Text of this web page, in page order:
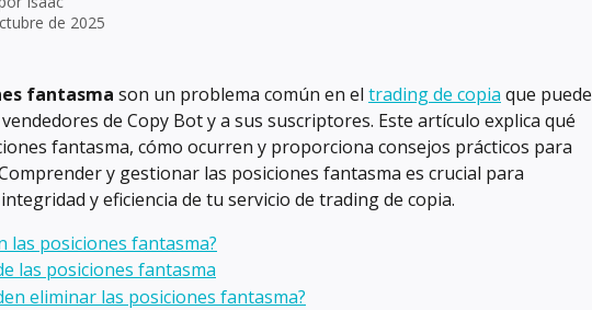
de 2025
fantasma son un problema común en el trading de copia que puede
de Copy Bot y a sus suscriptores. Este artículo explica qué
fantasma, cómo ocurren y proporciona consejos prácticos para
y gestionar las posiciones fantasma es crucial para
y eficiencia de tu servicio de trading de copia.
las posiciones fantasma?
las posiciones fantasma
eliminar las posiciones fantasma?